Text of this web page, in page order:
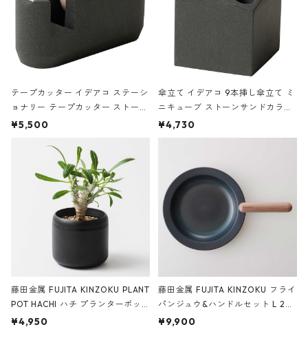
テープカッター イデアコ ステーシ
ョナリー テープカッター ストーン
サンドカラー 石調 ideaco Station
¥5,500
傘立て イデアコ 9本挿し傘立て ミ
ニキューブ ストーンサンドカラー
石調 ideaco Umbrella Stand CUB
E ストーンサンドブラック
¥4,730
藤田金属 FUJITA KINZOKU PLANT
POT HACHI ハチ プランターポッ
ト 3号 ブラック
¥4,950
藤田金属 FUJITA KINZOKU フライ
パンジュウ&ハンドルセット L 24c
m ガス火・IH対応 鉄フライパン
¥9,900